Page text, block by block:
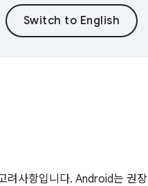
려사항입니다. Android는 권장